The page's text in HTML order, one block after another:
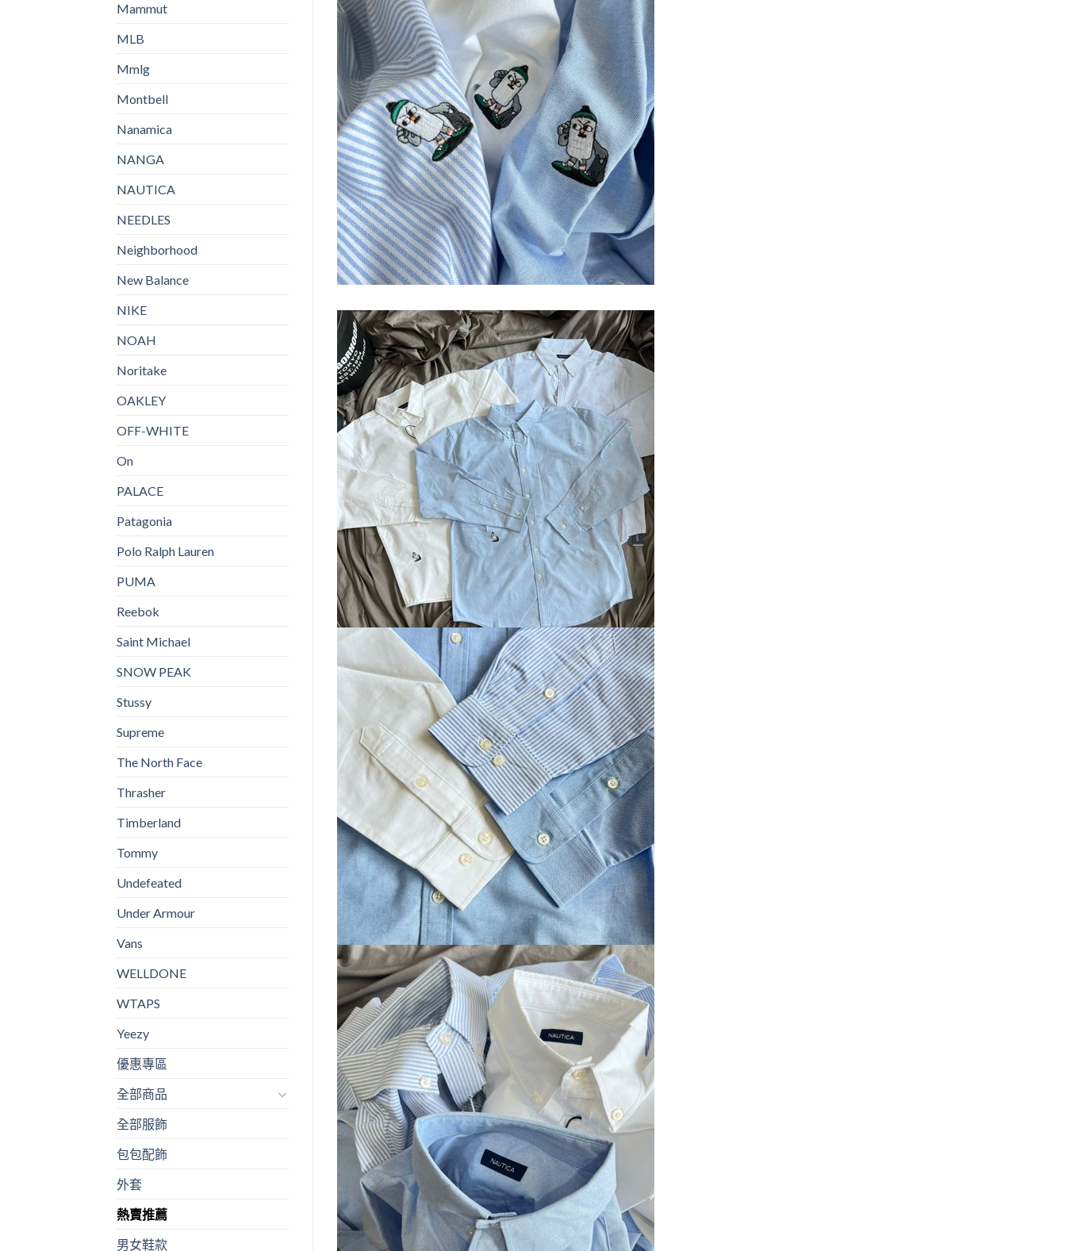
Mammut
MLB
Mmlg
Montbell
Nanamica
NANGA
NAUTICA
NEEDLES
Neighborhood
New Balance
NIKE
NOAH
Noritake
OAKLEY
OFF-WHITE
On
PALACE
Patagonia
Polo Ralph Lauren
PUMA
Reebok
Saint Michael
SNOW PEAK
Stussy
Supreme
The North Face
Thrasher
Timberland
Tommy
Undefeated
Under Armour
Vans
WELLDONE
WTAPS
Yeezy
優惠專區
全部商品
全部服飾
包包配飾
外套
熱賣推薦
男女鞋款